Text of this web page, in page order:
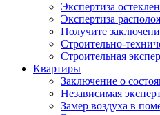
Экспертиза
Экспертиза
Получите
Строительно-
Строительная
Квартиры
Заключение о
Независимая
Замер воздуха в